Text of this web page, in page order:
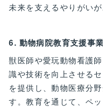
未来を支えるやりがいが
6. 動物病院教育支援事業
獣医師や愛玩動物看護
識や技術を向上させる
を提供し、動物医療分
す。教育を通じて、ペ